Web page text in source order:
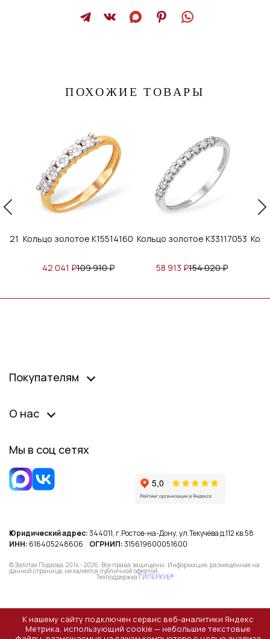
ПОХОЖИЕ ТОВАРЫ
Кольцо золотое К15514160
42 041 ₽109 910₽
Кольцо золотое К33117053
58 913 ₽154 020₽
Покупателям
О нас
Мы в соц сетях
Юридический адрес:344011, г.Ростов-на-Дону, ул.Текучева д.112 кв.58
ИНН: 616405248606 ОГРНИП:315619600051600
© Золотая Подкова, 2014 - 2026. Все права защищены. Информация, размещённая на
данной странице, не является публичной офертой.
ТехподдержкаГИПЕРКУБ®
К нашему сайту подключен сервис веб-аналитики Яндекс
Метрика, использующий cookie — небольшие текстовые